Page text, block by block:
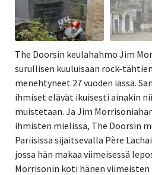
The Doorsin keulahahmo Jim
surullisen kuuluisaan rock-
menehtyneet 27 vuoden iässä.
ihmiset elävät ikuisesti ainakin
muistetaan. Ja Jim
ihmisten mielissä, The Doorsin
Pariisissa sijaitsevalla Père
jossa hän makaa viimeisessä
Morrisonin koti hänen viimeisten